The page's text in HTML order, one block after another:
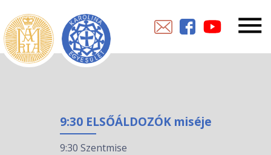
9:30 ELSŐÁLDOZÓK miséje
9:30 Szentmise